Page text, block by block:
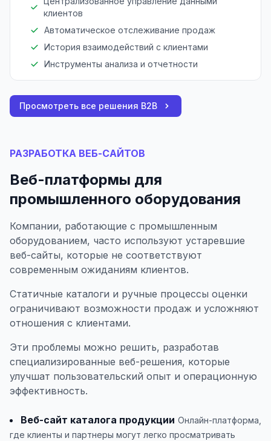
клиентов
Автоматическое отслеживание продаж
История взаимодействий с клиентами
Инструменты анализа и отчетности
Просмотреть все решения B2B
РАЗРАБОТКА ВЕБ-САЙТОВ
Веб-платформы для
промышленного оборудования
Компании, работающие с промышленным
оборудованием, часто используют устаревшие
веб-сайты, которые не соответствуют
современным ожиданиям клиентов.
Статичные каталоги и ручные процессы оценки
ограничивают возможности продаж и усложняют
отношения с клиентами.
Эти проблемы можно решить, разработав
специализированные веб-решения, которые
улучшат пользовательский опыт и операционную
эффективность.
Веб-сайт каталога продукции Онлайн-платформа,
где клиенты и партнеры могут легко просматривать